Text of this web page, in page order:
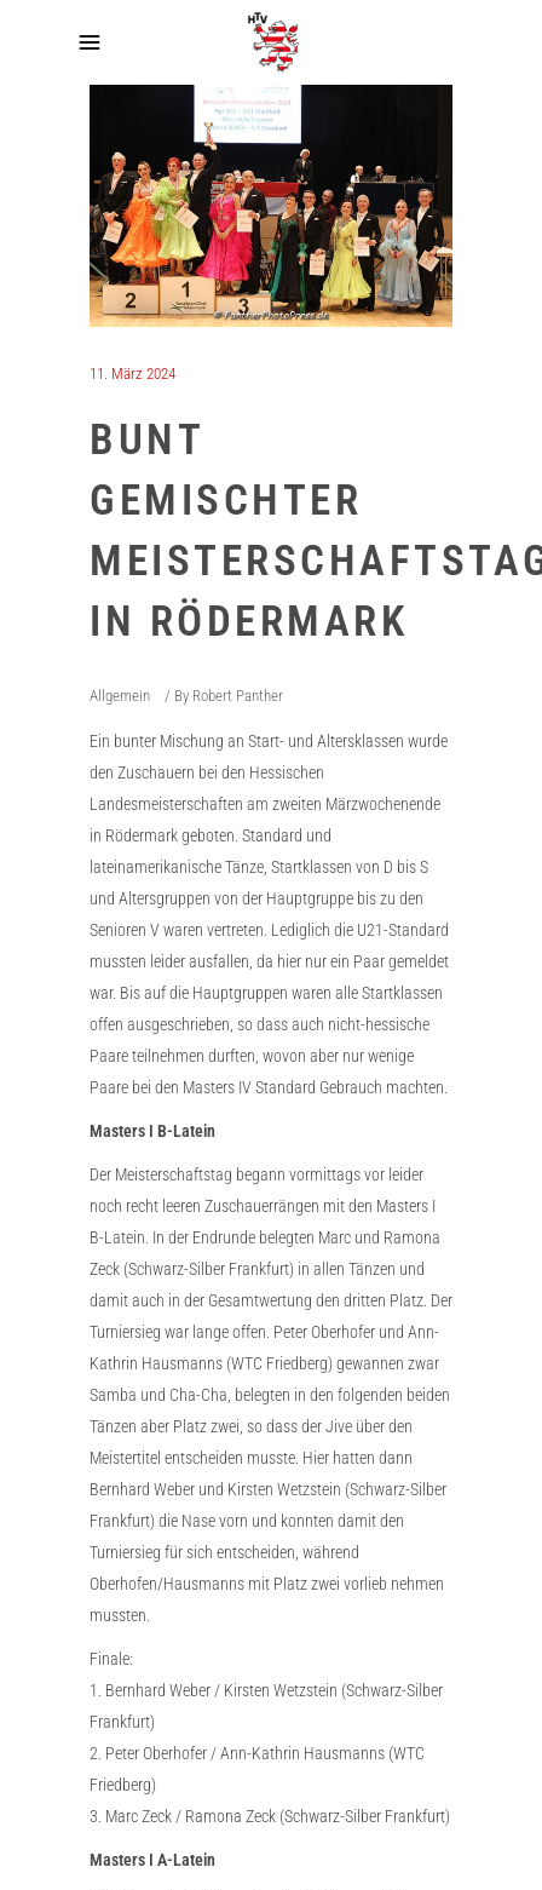
11. März 2024
BUNT
GEMISCHTER
IN RÖDERMARK
Allgemein By Robert Panther
Ein bunter Mischung an Start- und Altersklassen wurde
den Zuschauern bei den Hessischen
Landesmeisterschaften am zweiten Märzwochenende
in Rödermark geboten. Standard und
lateinamerikanische Tänze, Startklassen von D bis S
und Altersgruppen von der Hauptgruppe bis zu den
Senioren V waren vertreten. Lediglich die U21-Standard
mussten leider ausfallen, da hier nur ein Paar gemeldet
war. Bis auf die Hauptgruppen waren alle Startklassen
offen ausgeschrieben, so dass auch nicht-hessische
Paare teilnehmen durften, wovon aber nur wenige
Paare bei den Masters IV Standard Gebrauch machten.
Masters I B-Latein
Der Meisterschaftstag begann vormittags vor leider
noch recht leeren Zuschauerrängen mit den Masters I
B-Latein. In der Endrunde belegten Marc und Ramona
Zeck (Schwarz-Silber Frankfurt) in allen Tänzen und
damit auch in der Gesamtwertung den dritten Platz. Der
Turniersieg war lange offen. Peter Oberhofer und Ann-
Kathrin Hausmanns (WTC Friedberg) gewannen zwar
Samba und Cha-Cha, belegten in den folgenden beiden
Tänzen aber Platz zwei, so dass der Jive über den
Meistertitel entscheiden musste. Hier hatten dann
Bernhard Weber und Kirsten Wetzstein (Schwarz-Silber
Frankfurt) die Nase vorn und konnten damit den
Turniersieg für sich entscheiden, während
Oberhofen/Hausmanns mit Platz zwei vorlieb nehmen
mussten.
Finale:
1. Bernhard Weber / Kirsten Wetzstein (Schwarz-Silber
Frankfurt)
2. Peter Oberhofer / Ann-Kathrin Hausmanns (WTC
Friedberg)
3. Marc Zeck / Ramona Zeck (Schwarz-Silber Frankfurt)
Masters I A-Latein